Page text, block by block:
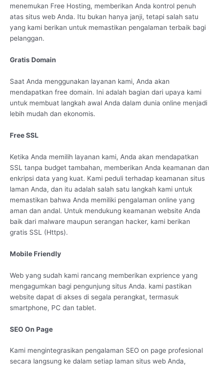
menemukan Free Hosting, memberikan Anda kontrol penuh
atas situs web Anda. Itu bukan hanya janji, tetapi salah satu
yang kami berikan untuk memastikan pengalaman terbaik bagi
pelanggan.
Gratis Domain
Saat Anda menggunakan layanan kami, Anda akan
mendapatkan free domain. Ini adalah bagian dari upaya kami
untuk membuat langkah awal Anda dalam dunia online menjadi
lebih mudah dan ekonomis.
Free SSL
Ketika Anda memilih layanan kami, Anda akan mendapatkan
SSL tanpa budget tambahan, memberikan Anda keamanan dan
enkripsi data yang kuat. Kami peduli terhadap keamanan situs
laman Anda, dan itu adalah salah satu langkah kami untuk
memastikan bahwa Anda memiliki pengalaman online yang
aman dan andal. Untuk mendukung keamanan website Anda
baik dari malware maupun serangan hacker, kami berikan
gratis SSL (Https).
Mobile Friendly
Web yang sudah kami rancang memberikan exprience yang
mengagumkan bagi pengunjung situs Anda. kami pastikan
website dapat di akses di segala perangkat, termasuk
smartphone, PC dan tablet.
SEO On Page
Kami mengintegrasikan pengalaman SEO on page profesional
secara langsung ke dalam setiap laman situs web Anda,